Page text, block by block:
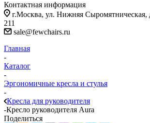
Контактная информация
г.Москва, ул. Нижняя Сыромятническая,
211
sale@fewchairs.ru
Главная
-
Каталог
-
Эргономичные кресла и стулья
-
Кресла для руководителя
-Кресло руководителя Aura
Поделиться